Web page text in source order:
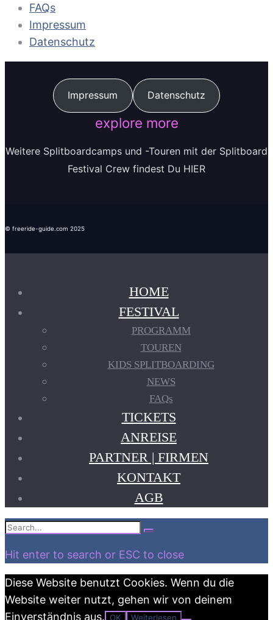
FAQs
Impressum
Datenschutz
Impressum Datenschutz
explore more
Weitere Splitboardcamps und -Touren mit der Splitboard
Festival Crew findest Du HIER
© freeride-guide.com 2025
HOME
FESTIVAL
PROGRAMM
TOUREN
KIDS SPLITBOARDING
NEWS
FAQs
TICKETS
ANREISE
PARTNER | FIRMEN
KONTAKT
AGB
Search
Search
Hit enter to search or ESC to close
Diese Website benutzt Cookies. Wenn du die
Website weiter nutzt, gehen wir von deinem
Einverständnis aus.
OK Weiterlesen